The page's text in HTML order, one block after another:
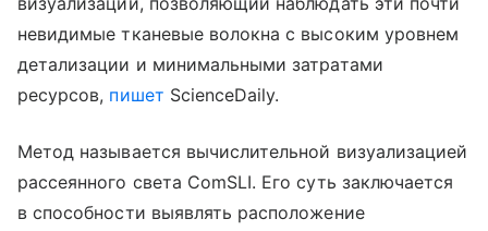
невидимые тканевые волокна с высоким уровнем
детализации и минимальными затратами
ресурсов, пишет ScienceDaily.
Метод называется вычислительной визуализацией
рассеянного света ComSLI. Его суть заключается
в способности выявлять расположение